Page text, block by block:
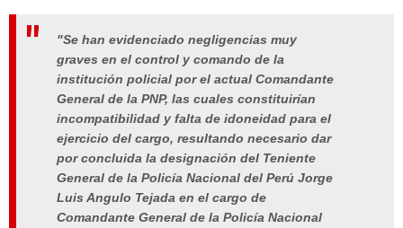
"Se han evidenciado negligencias muy
graves en el control y comando de la
institución policial por el actual Comandante
General de la PNP, las cuales constituirían
incompatibilidad y falta de idoneidad para el
ejercicio del cargo, resultando necesario dar
por concluida la designación del Teniente
General de la Policía Nacional del Perú Jorge
Luis Angulo Tejada en el cargo de
Comandante General de la Policía Nacional